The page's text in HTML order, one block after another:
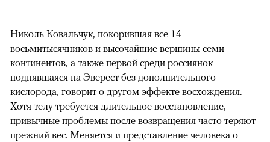
Николь Ковальчук, покорившая все 14
восьмитысячников и высочайшие вершины семи
континентов, а также первой среди россиянок
поднявшаяся на Эверест без дополнительного
кислорода, говорит о другом эффекте восхождения.
Хотя телу требуется длительное восстановление,
привычные проблемы после возвращения часто теряют
прежний вес. Меняется и представление человека о